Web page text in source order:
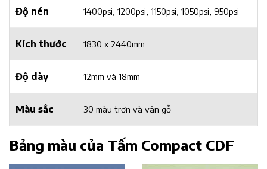
Độ nén 1400psi, 1200psi, 1150psi, 1050psi, 950psi
Kích thước 1830 x 2440mm
Độ dày 12mm và 18mm
Màu sắc 30 màu trơn và vân gỗ
Bảng màu của Tấm Compact CDF